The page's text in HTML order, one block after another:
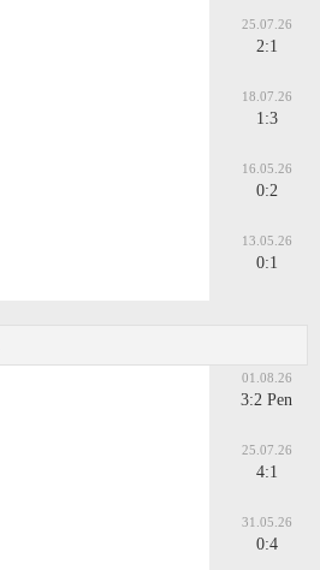
25.07.26
2:1
18.07.26
1:3
16.05.26
0:2
13.05.26
0:1
01.08.26
3:2 Pen
25.07.26
4:1
31.05.26
0:4